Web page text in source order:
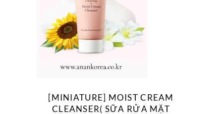
[MINIATURE] MOIST CREAM
CLEANSER( SỮA RỬA MẶT